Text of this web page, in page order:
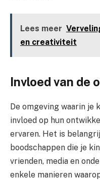
Lees meer
en creativiteit
Invloed van de
De omgeving waarin
invloed op hun
ervaren. Het is
boodschappen die je
vrienden, media en
enkele manieren